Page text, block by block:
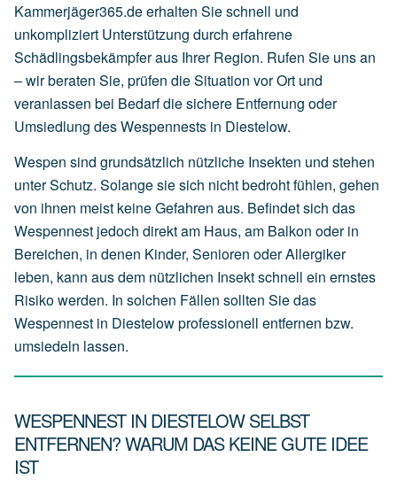
Kammerjäger365.de erhalten Sie schnell und
unkompliziert Unterstützung durch erfahrene
Schädlingsbekämpfer aus Ihrer Region. Rufen Sie uns an
– wir beraten Sie, prüfen die Situation vor Ort und
veranlassen bei Bedarf die sichere Entfernung oder
Umsiedlung des Wespennests in Diestelow.
Wespen sind grundsätzlich nützliche Insekten und stehen
unter Schutz. Solange sie sich nicht bedroht fühlen, gehen
von ihnen meist keine Gefahren aus. Befindet sich das
Wespennest jedoch direkt am Haus, am Balkon oder in
Bereichen, in denen Kinder, Senioren oder Allergiker
leben, kann aus dem nützlichen Insekt schnell ein ernstes
Risiko werden. In solchen Fällen sollten Sie das
Wespennest in Diestelow professionell entfernen bzw.
umsiedeln lassen.
WESPENNEST IN DIESTELOW SELBST
ENTFERNEN? WARUM DAS KEINE GUTE IDEE
IST